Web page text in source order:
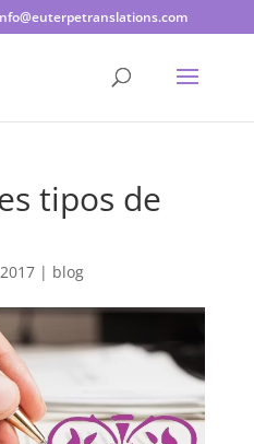
tipos de
| blog